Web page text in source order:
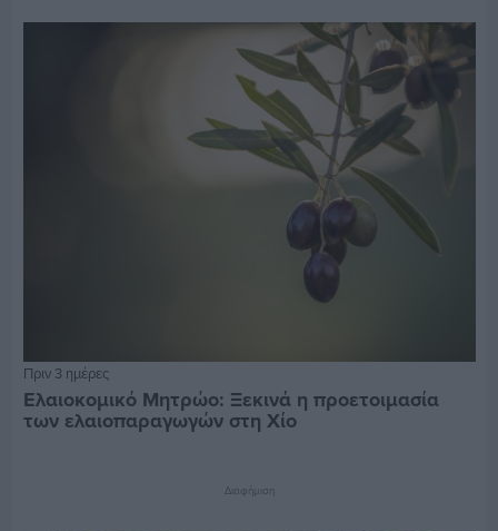
Πριν 3 ημέρες
Ελαιοκομικό Μητρώο: Ξεκινά η προετοιμασία
των ελαιοπαραγωγών στη Χίο
Διαφήμιση